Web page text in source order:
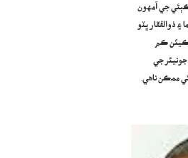
جي آمهون
ذوالفقار ڀٽو
ڪيئن ڪم
جونيئر جي
ممڪن ناهي.